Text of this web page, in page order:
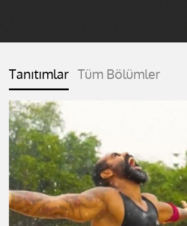
Tanıtımlar Tüm Bölümler